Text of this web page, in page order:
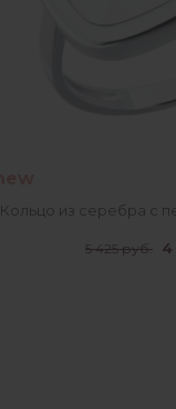
Кольцо из серебра с
5 425 руб. 4